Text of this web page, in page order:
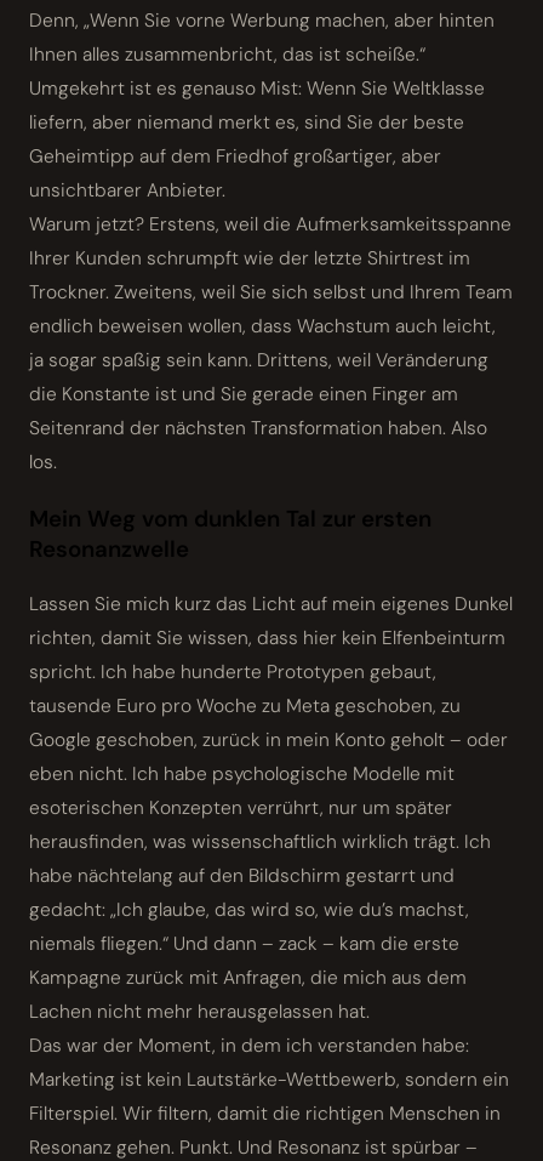
Denn, „Wenn Sie vorne Werbung machen, aber hinten
Ihnen alles zusammenbricht, das ist scheiße.“
Umgekehrt ist es genauso Mist: Wenn Sie Weltklasse
liefern, aber niemand merkt es, sind Sie der beste
Geheimtipp auf dem Friedhof großartiger, aber
unsichtbarer Anbieter.
Warum jetzt? Erstens, weil die Aufmerksamkeitsspanne
Ihrer Kunden schrumpft wie der letzte Shirtrest im
Trockner. Zweitens, weil Sie sich selbst und Ihrem Team
endlich beweisen wollen, dass Wachstum auch leicht,
ja sogar spaßig sein kann. Drittens, weil Veränderung
die Konstante ist und Sie gerade einen Finger am
Seitenrand der nächsten Transformation haben. Also
los.
Mein Weg vom dunklen Tal zur ersten
Resonanzwelle
Lassen Sie mich kurz das Licht auf mein eigenes Dunkel
richten, damit Sie wissen, dass hier kein Elfenbeinturm
spricht. Ich habe hunderte Prototypen gebaut,
tausende Euro pro Woche zu Meta geschoben, zu
Google geschoben, zurück in mein Konto geholt – oder
eben nicht. Ich habe psychologische Modelle mit
esoterischen Konzepten verrührt, nur um später
herausfinden, was wissenschaftlich wirklich trägt. Ich
habe nächtelang auf den Bildschirm gestarrt und
gedacht: „Ich glaube, das wird so, wie du’s machst,
niemals fliegen.“ Und dann – zack – kam die erste
Kampagne zurück mit Anfragen, die mich aus dem
Lachen nicht mehr heraus­gelassen hat.
Das war der Moment, in dem ich verstanden habe:
Marketing ist kein Lautstärke-Wettbewerb, sondern ein
Filterspiel. Wir filtern, damit die richtigen Menschen in
Resonanz gehen. Punkt. Und Resonanz ist spürbar –